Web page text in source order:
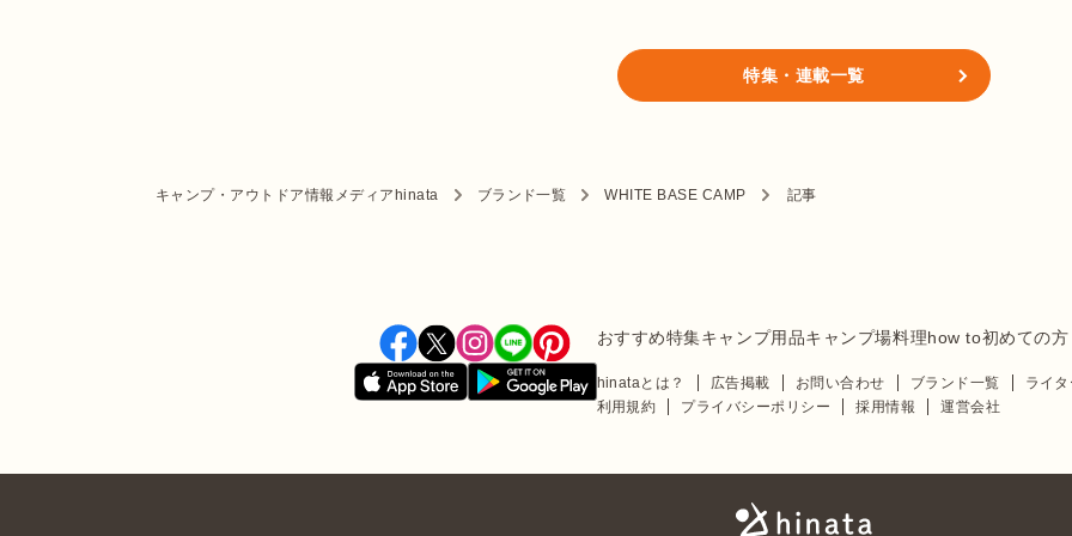
特集・連載一覧
キャンプ・アウトドア情報メディアhinata ブランド一覧 WHITE BASE CAMP 記事
おすすめ特集キャンプ用品キャンプ場料理how to初めての方
hinataとは？ 広告掲載 お問い合わせ ブランド一覧 ライ
利用規約
プライバシーポリシー 採用情報 運営会社